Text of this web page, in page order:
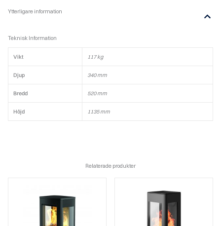
Ytterligare information
Teknisk Information
Vikt 117 kg
Djup 340 mm
Bredd 520 mm
Höjd 1135 mm
Relaterade produkter